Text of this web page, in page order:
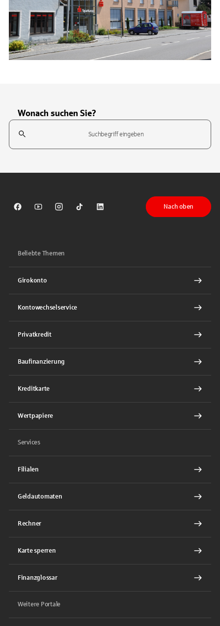
Wonach suchen Sie?
Suchfeld
Sparkasse auf Facebook
Sparkasse auf Youtube
Sparkasse auf Instagram
Sparkasse auf TikTok
Sparkasse auf LinkedIn
Nach oben
Beliebte Themen
Girokonto
Kontowechselservice
Privatkredit
Baufinanzierung
Kreditkarte
Wertpapiere
Services
Filialen
Geldautomaten
Rechner
Karte sperren
Finanzglossar
Weitere Portale